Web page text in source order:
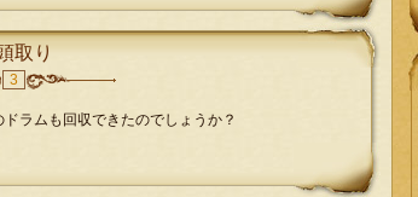
取り
3
ラムも回収できたのでしょうか？